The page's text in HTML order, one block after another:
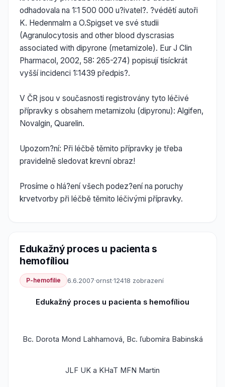
odhadovala na 1:1 500 000 u?ivatel?. ?védětí autoři
K. Hedenmalm a O.Spigset ve své studii
(Agranulocytosis and other blood dyscrasias
associated with dipyrone (metamizole). Eur J Clin
Pharmacol, 2002, 58: 265-274) popisují tisíckrát
vyšší incidenci 1:1439 předpis?.
V ČR jsou v současnosti registrovány tyto léčivé
přípravky s obsahem metamizolu (dipyronu): Algifen,
Novalgin, Quarelin.
Upozorn?ní: Při léčbě těmito přípravky je třeba
pravidelně sledovat krevní obraz!
Prosíme o hlá?ení všech podez?ení na poruchy
krvetvorby při léčbě těmito léčivými přípravky.
Edukažný proces u pacienta s
hemofíliou
P-hemofilie 6.6.2007·ornst·12418 zobrazení
Edukažný proces u pacienta s hemofíliou
Bc. Dorota Mond Lahhamová, Bc. ľubomíra Babinská
JLF UK a KHaT MFN Martin